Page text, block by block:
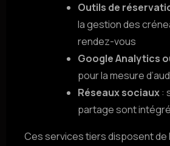
Outils de
la gestion des
rendez-vous
Google Analytics
pour la mesure
Réseaux sociaux:
partage sont
Ces services tiers disposent de